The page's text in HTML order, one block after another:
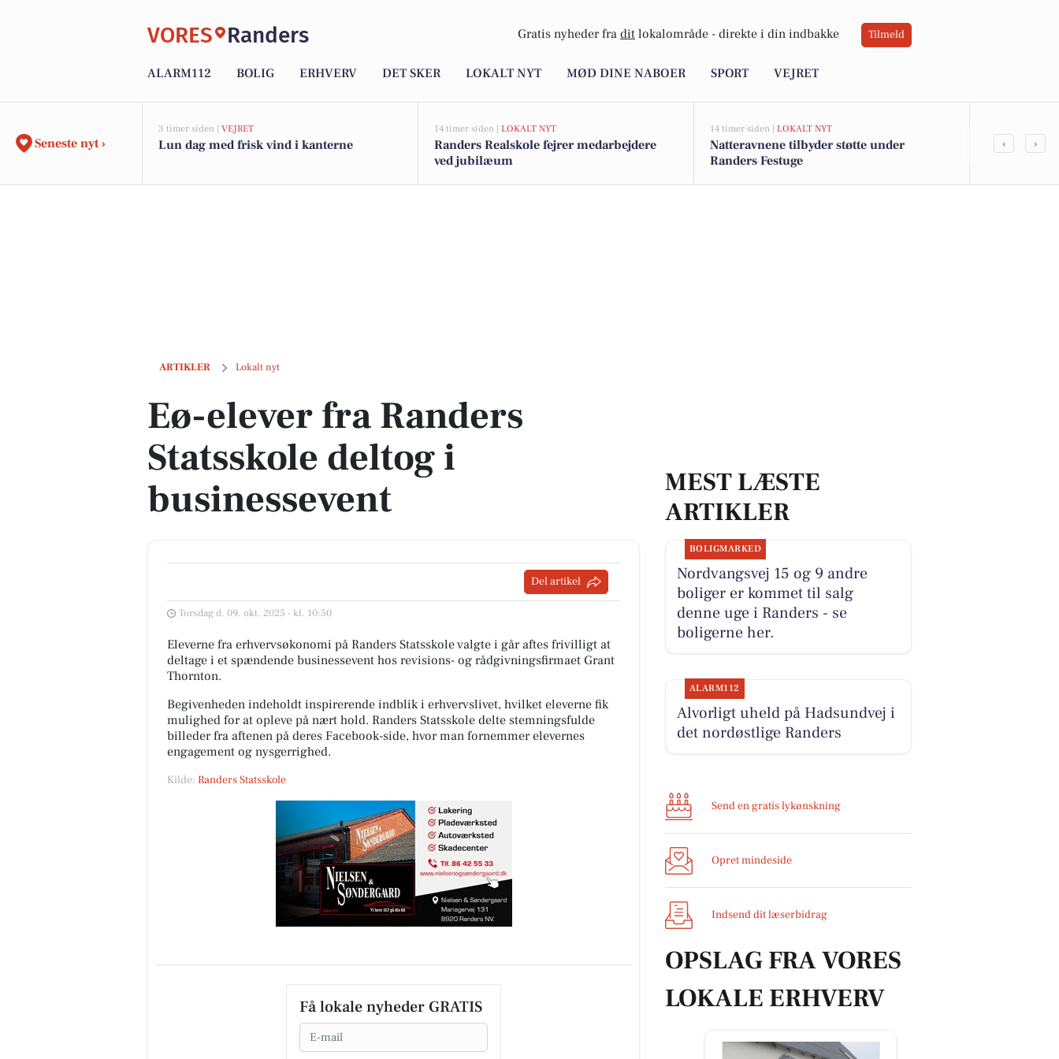
VORES Randers Gratis nyheder fra dit lokalområde - direkte i din indbakke Tilmeld
ALARM112 BOLIG ERHVERV DET SKER LOKALT NYT MØD DINE NABOER SPORT VEJRET
Seneste nyt ›
3 timer siden | VEJRET
Lun dag med frisk vind i kanterne
14 timer siden | LOKALT NYT
Randers Realskole fejrer medarbejdere
ved jubilæum
14 timer siden | LOKALT NYT
Natteravnene tilbyder støtte under
Randers Festuge
Noah
‹ ›
ARTIKLER Lokalt nyt
Eø-elever fra Randers Statsskole deltog i businessevent
Eø-elever fra Randers
Statsskole deltog i
businessevent
Del artikel
Torsdag d. 09. okt. 2025 - kl. 10:50
Eleverne fra erhvervsøkonomi på Randers Statsskole valgte i går aftes frivilligt at
deltage i et spændende businessevent hos revisions- og rådgivningsfirmaet Grant
Thornton.
Begivenheden indeholdt inspirerende indblik i erhvervslivet, hvilket eleverne fik
mulighed for at opleve på nært hold. Randers Statsskole delte stemningsfulde
billeder fra aftenen på deres Facebook-side, hvor man fornemmer elevernes
engagement og nysgerrighed.
Kilde: Randers Statsskole
Få lokale nyheder GRATIS
Email
MEST LÆSTE
ARTIKLER
BOLIGMARKED
Nordvangsvej 15 og 9 andre
boliger er kommet til salg
denne uge i Randers - se
boligerne her.
ALARM112
Alvorligt uheld på Hadsundvej i
det nordøstlige Randers
Send en gratis lykønskning
Opret mindeside
Indsend dit læserbidrag
OPSLAG FRA VORES
LOKALE ERHVERV